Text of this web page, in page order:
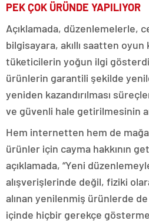
PEK ÇOK ÜRÜNDE YAPILIYOR
Açıklamada, düzenlemelerle,
bilgisayara, akıllı saatten
tüketicilerin yoğun ilgi
ürünlerin garantili şekilde
yeniden kazandırılması
ve güvenli hale getirilmesinin
Hem internetten hem de
ürünler için cayma hakkının
açıklamada, “Yeni
alışverişlerinde değil, fiziki
alınan yenilenmiş ürünlerde
içinde hiçbir gerekçe